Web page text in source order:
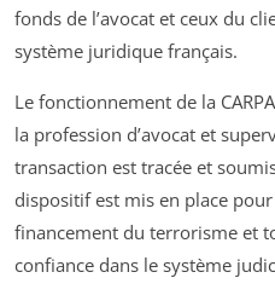
fonds de l’avocat et ceux du
système juridique français.
Le fonctionnement de la
la profession d’avocat et
transaction est tracée et
dispositif est mis en place
financement du terrorisme et
confiance dans le système